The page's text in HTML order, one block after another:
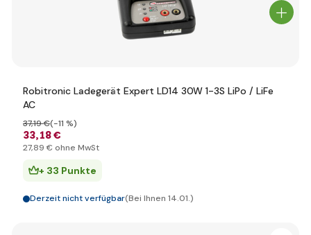
Robitronic Ladegerät Expert LD14 30W 1-3S LiPo / LiFe
AC
33,18 €
37,19 €(-11 %)
27,89 € ohne MwSt
+ 33 Punkte
Derzeit nicht verfügbar(Bei Ihnen 14.01.)